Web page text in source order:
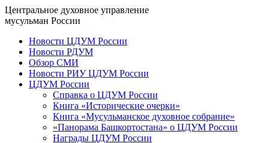
Центральное духовное управление
мусульман России
Новости ЦДУМ России
Новости РДУМ
Обзор СМИ
Новости РИУ ЦДУМ России
ЦДУМ России
Справка о ЦДУМ России
Книга «Исторические очерки»
Книга «Мусульманское духовное собрание»
«Панорама Башкортостана» о ЦДУМ России
Награды ЦДУМ России